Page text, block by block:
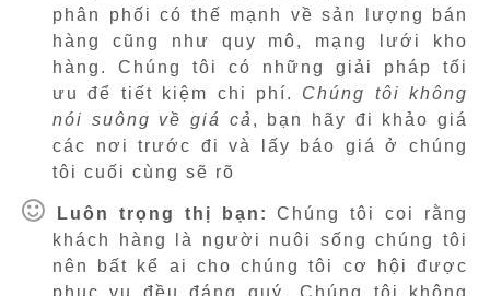
phân phối có thế mạnh về sản lượng bán
hàng cũng như quy mô, mạng lưới kho
hàng. Chúng tôi có những giải pháp tối
ưu để tiết kiệm chi phí. Chúng tôi không
nói suông về giá cả , bạn hãy đi khảo giá
các nơi trước đi và lấy báo giá ở chúng
tôi cuối cùng sẽ rõ
Luôn trọng thị bạn:
Chúng tôi coi rằng
khách hàng là người nuôi sống chúng tôi
nên bất kể ai cho chúng tôi cơ hội được